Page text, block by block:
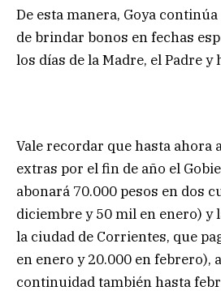
De esta manera, Goya
de brindar bonos en fechas
los días de la Madre, el Padre y
Vale recordar que hasta ahora
extras por el fin de año el
abonará 70.000 pesos en dos
diciembre y 50 mil en enero) y
la ciudad de Corrientes, que
en enero y 20.000 en febrero),
continuidad también hasta